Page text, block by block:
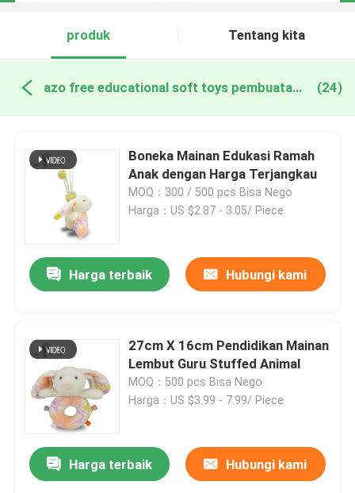
produk Tentang kita
azo free educational soft toys pembuatan online (24)
Boneka Mainan Edukasi Ramah
Anak dengan Harga Terjangkau
MOQ：300 / 500 pcs Bisa Nego
Harga：US $2.87 - 3.05/ Piece
Harga terbaik Hubungi kami
27cm X 16cm Pendidikan Mainan
Lembut Guru Stuffed Animal
MOQ：500 pcs Bisa Nego
Harga：US $3.99 - 7.99/ Piece
Harga terbaik Hubungi kami